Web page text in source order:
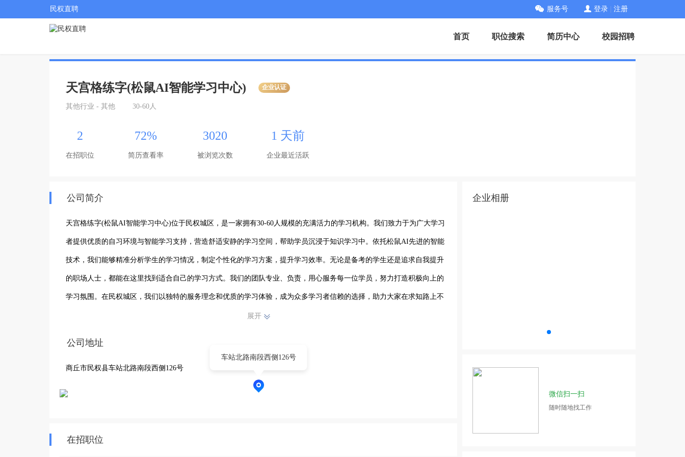
民权直聘 服务号 登录 注册
首页 职位搜索 简历中心 校园招聘
天宫格练字(松鼠AI智能学习中心) 企业认证
其他行业 - 其他 30-60人
2
在招职位
72%
简历查看率
3020
被浏览次数
1 天前
企业最近活跃
公司简介
天宫格练字(松鼠AI智能学习中心)位于民权城区，是一家拥有30-60人规模的充满活力的学习机构。我们致力于为广大学习
者提供优质的自习环境与智能学习支持，营造舒适安静的学习空间，帮助学员沉浸于知识学习中。依托松鼠AI先进的智能
技术，我们能够精准分析学生的学习情况，制定个性化的学习方案，提升学习效率。无论是备考的学生还是追求自我提升
的职场人士，都能在这里找到适合自己的学习方式。我们的团队专业、负责，用心服务每一位学员，努力打造积极向上的
学习氛围。在民权城区，我们以独特的服务理念和优质的学习体验，成为众多学习者信赖的选择，助力大家在求知路上不
展开
公司地址
商丘市民权县车站北路南段西侧126号
车站北路南段西侧126号
在招职位
企业相册
微信扫一扫
随时随地找工作